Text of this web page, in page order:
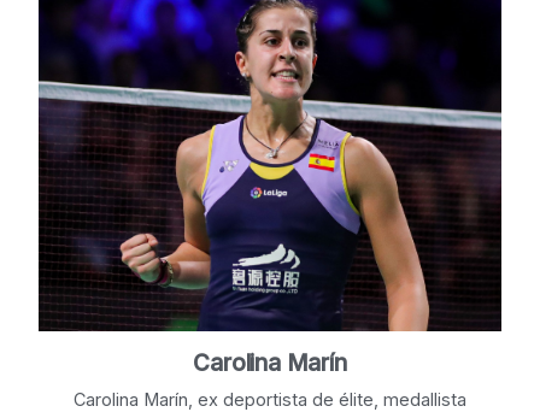
Carolina Marín
Carolina Marín, ex deportista de élite, medallista